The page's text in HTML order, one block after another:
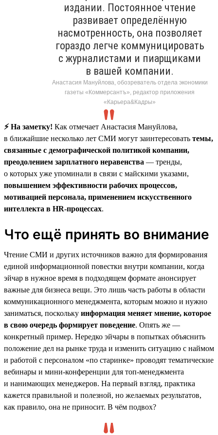
издании. Постоянное чтение
развивает определённую
насмотренность, она позволяет
гораздо легче коммуницировать
с журналистами и пиарщиками
в вашей компании.
Анастасия Мануйлова, обозреватель отдела экономики
газеты «Коммерсантъ», редактор приложения
«Карьера&Кадры»
⚡️ На заметку! Как отмечает Анастасия Мануйлова,
в ближайшие несколько лет СМИ могут заинтересовать темы,
связанные с демографической политикой компании,
преодолением зарплатного неравенства — тренды,
о которых уже упоминали в связи с майскими указами,
повышением эффективности рабочих процессов,
мотивацией персонала, применением искусственного
интеллекта в HR-процессах.
Что ещё принять во внимание
Чтение СМИ и других источников важно для формирования
единой информационной повестки внутри компании, когда
эйчар в нужное время в подходящем формате анонсирует
важные для бизнеса вещи. Это лишь часть работы в области
коммуникационного менеджмента, которым можно и нужно
заниматься, поскольку информация меняет мнение, которое
в свою очередь формирует поведение. Опять же —
конкретный пример. Нередко эйчары в попытках объяснить
положение дел на рынке труда и изменить ситуацию с наймом
и работой с персоналом «по старинке» проводят тематические
вебинары и мини-конференции для топ-менеджмента
и нанимающих менеджеров. На первый взгляд, практика
кажется правильной и полезной, но желаемых результатов,
как правило, она не приносит. В чём подвох?